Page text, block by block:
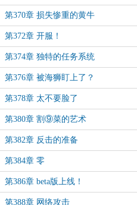
第370章 损失惨重的黄牛
第372章 开服！
第374章 独特的任务系统
第376章 被海狮盯上了？
第378章 太不要脸了
第380章 割⑨菜的艺术
第382章 反击的准备
第384章 零
第386章 beta版上线！
第388章 网络攻击